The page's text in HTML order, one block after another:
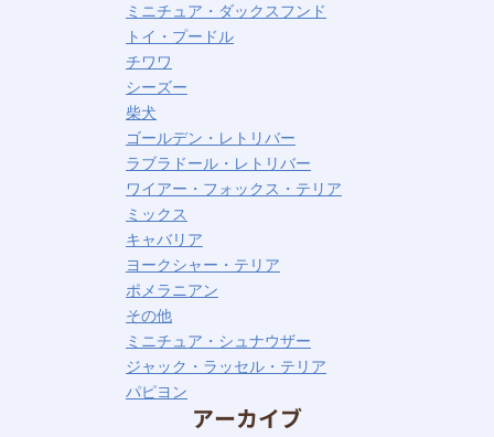
ミニチュア・ダックスフンド
トイ・プードル
チワワ
シーズー
柴犬
ゴールデン・レトリバー
ラブラドール・レトリバー
ワイアー・フォックス・テリア
ミックス
キャバリア
ヨークシャー・テリア
ポメラニアン
その他
ミニチュア・シュナウザー
ジャック・ラッセル・テリア
パピヨン
アーカイブ